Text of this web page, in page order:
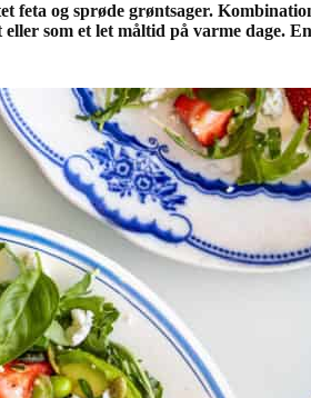
og sprøde grøntsager.
som et let måltid på varme dage.